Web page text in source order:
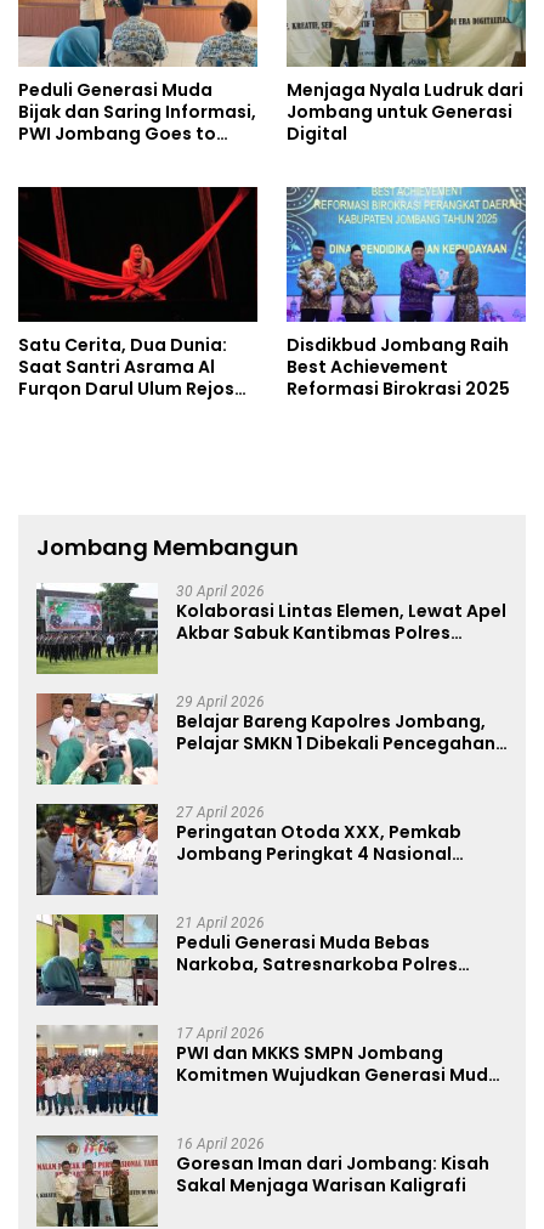
Peduli Generasi Muda
Bijak dan Saring Informasi,
PWI Jombang Goes to
Menjaga Nyala Ludruk dari
Jombang untuk Generasi
Digital
Satu Cerita, Dua Dunia:
Saat Santri Asrama Al
Furqon Darul Ulum Rejoso
Disdikbud Jombang Raih
Best Achievement
Reformasi Birokrasi 2025
Jombang Membangun
30 April 2026
Kolaborasi Lintas Elemen, Lewat Apel
Akbar Sabuk Kantibmas Polres
29 April 2026
Belajar Bareng Kapolres Jombang,
Pelajar SMKN 1 Dibekali Pencegahan
27 April 2026
Peringatan Otoda XXX, Pemkab
Jombang Peringkat 4 Nasional
21 April 2026
Peduli Generasi Muda Bebas
Narkoba, Satresnarkoba Polres
17 April 2026
PWI dan MKKS SMPN Jombang
Komitmen Wujudkan Generasi Muda
16 April 2026
Goresan Iman dari Jombang: Kisah
Sakal Menjaga Warisan Kaligrafi